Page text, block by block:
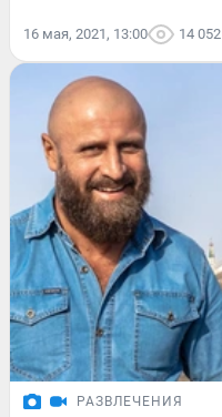
16 мая, 2021, 13:00 14 052
РАЗВЛЕЧЕНИЯ